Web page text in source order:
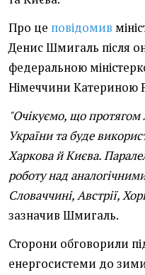
Про це повідомив
Денис Шмигаль після
федеральною
Німеччини Катериною
"Очікуємо, що протягом
України та буде
Харкова й Києва.
роботу над
Словаччині, Австрії,
зазначив Шмигаль.
Сторони обговорили
енергосистеми до